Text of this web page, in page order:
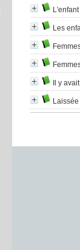
Les
Il y